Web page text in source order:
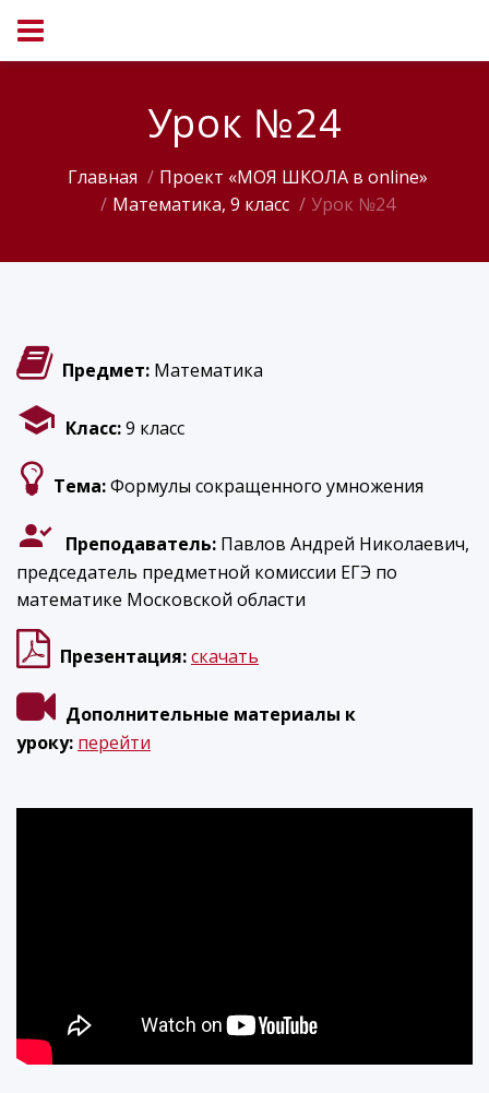
Урок №24
Главная
Проект «МОЯ ШКОЛА в online»
Математика, 9 класс
Урок №24
Предмет: Математика
Класс:9 класс
Тема:Формулы сокращенного умножения
Преподаватель: Павлов Андрей Николаевич,
председатель предметной комиссии ЕГЭ по
математике Московской области
Презентация:скачать
Дополнительные материалы к
уроку: перейти